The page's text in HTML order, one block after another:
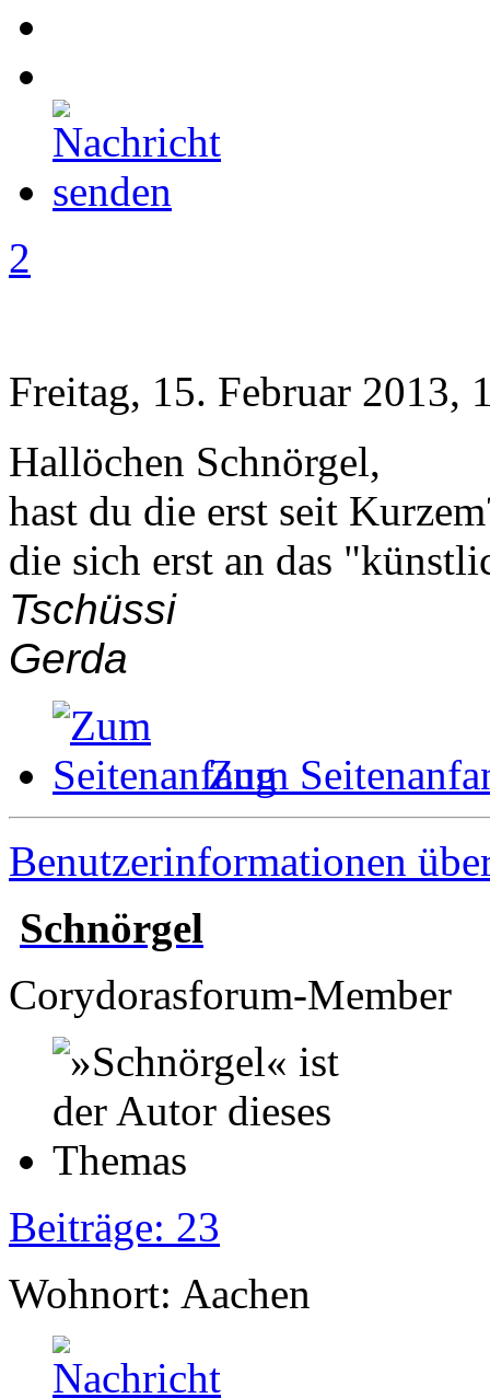
2
Freitag, 15. Februar 2013,
Hallöchen Schnörgel,
hast du die erst seit
die sich erst an das
Tschüssi
Gerda
Zum
Benutzerinformationen
Schnörgel
Corydorasforum-Member
Beiträge: 23
Wohnort: Aachen